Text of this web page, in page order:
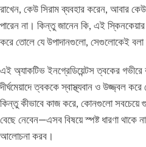
রাখেন, কেউ সিরাম ব্যবহার করেন, আবার
পারেন না। কিন্তু জানেন কি, এই স্কিনকেয়ার
করে তোলে যে উপাদানগুলো, সেগুলোকেই
এই অ্যাকটিভ ইনগ্রেডিয়েন্টস ত্বকের
দীর্ঘমেয়াদে ত্বককে স্বাস্থ্যবান ও উজ্জ্বল
কিন্তু কীভাবে কাজ করে, কোনগুলো সবচেয়ে
বেছে নেবেন—এসব বিষয়ে স্পষ্ট ধারণা থাকে
আলোচনা করব।